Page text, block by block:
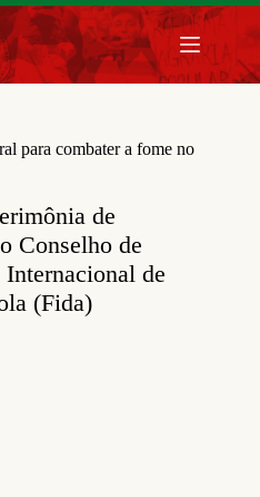
para combater a fome no
de
Conselho de
de
(Fida)